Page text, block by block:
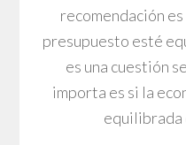
recomendación
presupuesto esté
es una cuestión
importa es si la
equilibrada